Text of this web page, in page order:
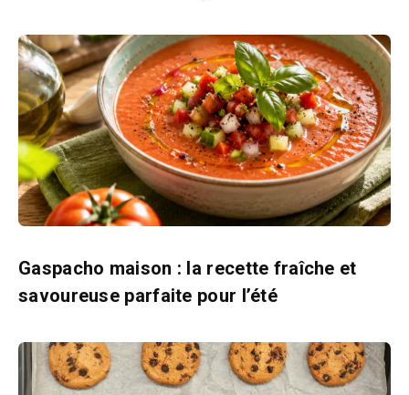
Gaspacho maison : la recette fraîche et
savoureuse parfaite pour l’été